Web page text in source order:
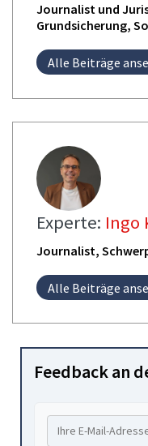
Journalist und
Grundsicherung,
Alle Beiträge
Experte: Ingo
Journalist,
Alle Beiträge
Feedback an